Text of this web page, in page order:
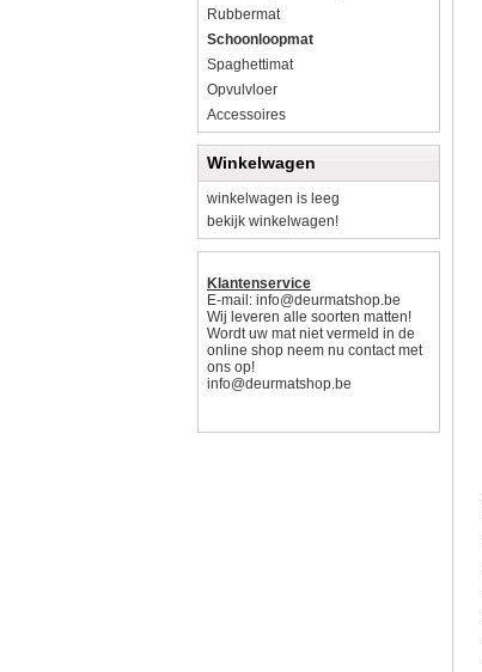
Rubbermat
Schoonloopmat
Spaghettimat
Opvulvloer
Accessoires
Winkelwagen
winkelwagen is leeg
bekijk winkelwagen!
Klantenservice
E-mail: info@deurmatshop.be
Wij leveren alle soorten matten!
Wordt uw mat niet vermeld in de
online shop neem nu contact met
ons op!
info@deurmatshop.be